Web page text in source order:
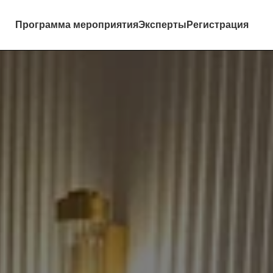
Программа мероприятияЭксперты Регистрация